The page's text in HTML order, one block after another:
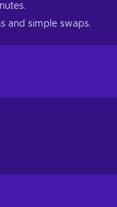
and simple swaps.